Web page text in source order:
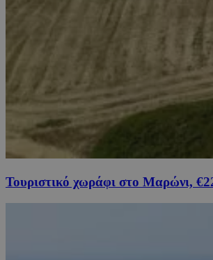
Τουριστικό χωράφι στο Μαρώνι,